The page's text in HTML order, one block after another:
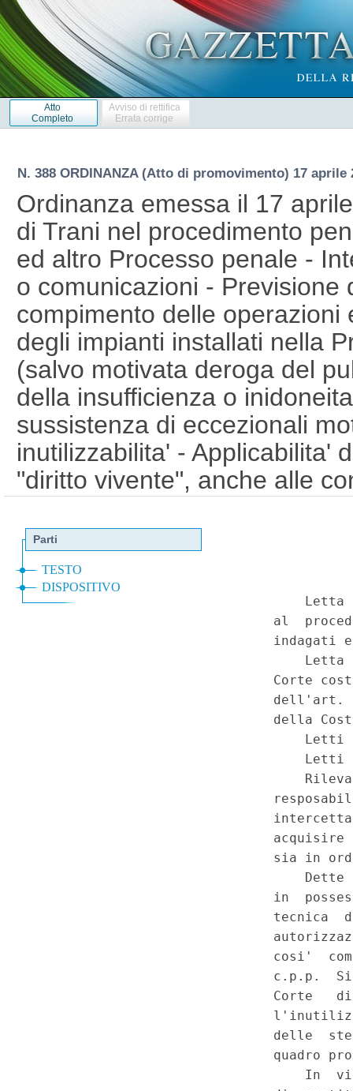
Atto
Completo
Avviso di rettifica
Errata corrige
N. 388 ORDINANZA (Atto di promovimento) 17 aprile
Ordinanza emessa il 17
di Trani nel procedimento
ed altro Processo penale -
o comunicazioni - Previsione
compimento delle
degli impianti installati nella
(salvo motivata deroga del
della insufficienza o
sussistenza di eccezionali
inutilizzabilita' - Applicabilita'
"diritto vivente", anche alle
delega. - Cod. proc. pen.,
Costituzione, art. 76.
Corte Costituzionale n.36 del